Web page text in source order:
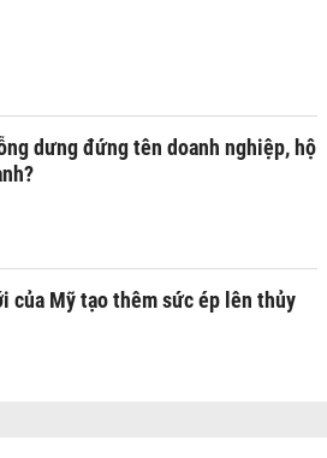
dưng đứng tên doanh nghiệp, hộ
của Mỹ tạo thêm sức ép lên thủy